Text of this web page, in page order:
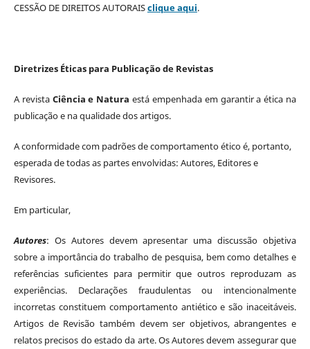
CESSÃO DE DIREITOS AUTORAISclique aqui.
Diretrizes Éticas para Publicação de Revistas
A revistaCiência e Natura está empenhada em garantir a ética na
publicação e na qualidade dos artigos.
A conformidade com padrões de comportamento ético é, portanto,
esperada de todas as partes envolvidas: Autores, Editores e
Revisores.
Em particular,
Autores: Os Autores devem apresentar uma discussão objetiva
sobre a importância do trabalho de pesquisa, bem como detalhes e
referências suficientes para permitir que outros reproduzam as
experiências. Declarações fraudulentas ou intencionalmente
incorretas constituem comportamento antiético e são inaceitáveis.
Artigos de Revisão também devem ser objetivos, abrangentes e
relatos precisos do estado da arte. Os Autores devem assegurar que